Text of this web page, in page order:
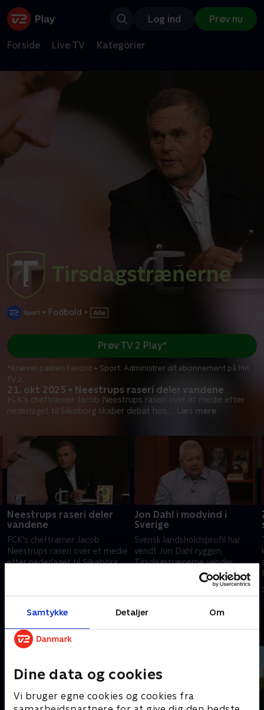
Samtykke Detaljer Om
Dine data og cookies
Vi bruger egne cookies og cookies fra
Log ind Prøv nu
Forside Live TV Kategorier
• Fodbold •
21. okt 2025 • Neestrups raseri deler vandene
FCK's cheftræner Jacob Neestrups raseri over et medie efter
nederlaget til Silkeborg skaber debat hos
Læs mere
Prøv TV 2 Play*
*Kræver pakken Favorit + Sport. Administrer dit abonnement på Mit
TV 2.
Neestrups raseri deler
vandene
FCK's cheftræner Jacob
Neestrups raseri over et medie
efter nederlaget til Silkeborg
Jon Dahl i modvind i
Sverige
Svensk landsholdsprofil har
vendt Jon Dahl ryggen,
Tirsdagstrænerne vender
situationen, Jon Dahl nu står i.
7. oktober 2025 • 42 min
Andre så også